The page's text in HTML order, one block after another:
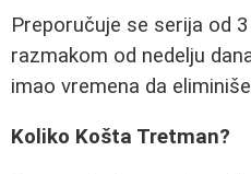
Preporučuje se serija od
razmakom od nedelju
imao vremena da
Koliko Košta Tretman?